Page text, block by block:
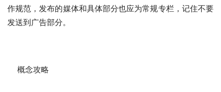
作规范，发布的媒体和具体部分也应为常规专栏，记住不要
发送到广告部分。
概念攻略